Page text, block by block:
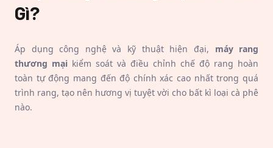
Gì?
Áp dụng công nghệ và kỹ thuật hiện đại, máy rang
thương mạikiểm soát và điều chỉnh chế độ rang hoàn
toàn tự động mang đến độ chính xác cao nhất trong quá
trình rang, tạo nên hương vị tuyệt vời cho bất kì loại cà phê
nào.